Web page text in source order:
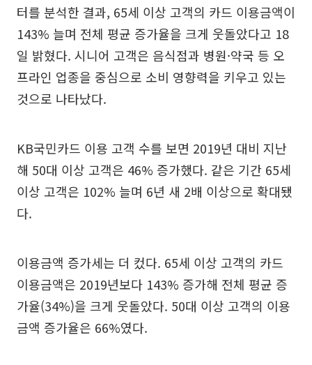
터를 분석한 결과, 65세 이상 고객의 카드 이용금액이
143% 늘며 전체 평균 증가율을 크게 웃돌았다고 18
일 밝혔다. 시니어 고객은 음식점과 병원·약국 등 오
프라인 업종을 중심으로 소비 영향력을 키우고 있는
것으로 나타났다.
KB국민카드 이용 고객 수를 보면 2019년 대비 지난
해 50대 이상 고객은 46% 증가했다. 같은 기간 65세
이상 고객은 102% 늘며 6년 새 2배 이상으로 확대됐
다.
이용금액 증가세는 더 컸다. 65세 이상 고객의 카드
이용금액은 2019년보다 143% 증가해 전체 평균 증
가율(34%)을 크게 웃돌았다. 50대 이상 고객의 이용
금액 증가율은 66%였다.